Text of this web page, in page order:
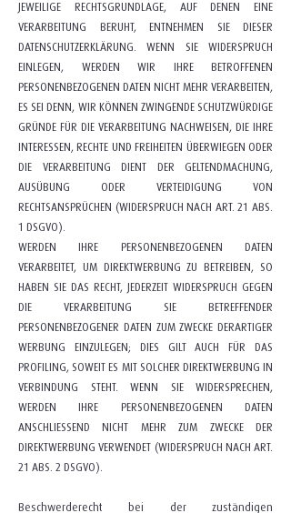
JEWEILIGE RECHTSGRUNDLAGE, AUF DENEN EINE
VERARBEITUNG BERUHT, ENTNEHMEN SIE DIESER
DATENSCHUTZERKLÄRUNG. WENN SIE WIDERSPRUCH
EINLEGEN, WERDEN WIR IHRE BETROFFENEN
PERSONENBEZOGENEN DATEN NICHT MEHR VERARBEITEN,
ES SEI DENN, WIR KÖNNEN ZWINGENDE SCHUTZWÜRDIGE
GRÜNDE FÜR DIE VERARBEITUNG NACHWEISEN, DIE IHRE
INTERESSEN, RECHTE UND FREIHEITEN ÜBERWIEGEN ODER
DIE VERARBEITUNG DIENT DER GELTENDMACHUNG,
AUSÜBUNG ODER VERTEIDIGUNG VON
RECHTSANSPRÜCHEN (WIDERSPRUCH NACH ART. 21 ABS.
1 DSGVO).
WERDEN IHRE PERSONENBEZOGENEN DATEN
VERARBEITET, UM DIREKTWERBUNG ZU BETREIBEN, SO
HABEN SIE DAS RECHT, JEDERZEIT WIDERSPRUCH GEGEN
DIE VERARBEITUNG SIE BETREFFENDER
PERSONENBEZOGENER DATEN ZUM ZWECKE DERARTIGER
WERBUNG EINZULEGEN; DIES GILT AUCH FÜR DAS
PROFILING, SOWEIT ES MIT SOLCHER DIREKTWERBUNG IN
VERBINDUNG STEHT. WENN SIE WIDERSPRECHEN,
WERDEN IHRE PERSONENBEZOGENEN DATEN
ANSCHLIESSEND NICHT MEHR ZUM ZWECKE DER
DIREKTWERBUNG VERWENDET (WIDERSPRUCH NACH ART.
21 ABS. 2 DSGVO).
Beschwerderecht bei der zuständigen